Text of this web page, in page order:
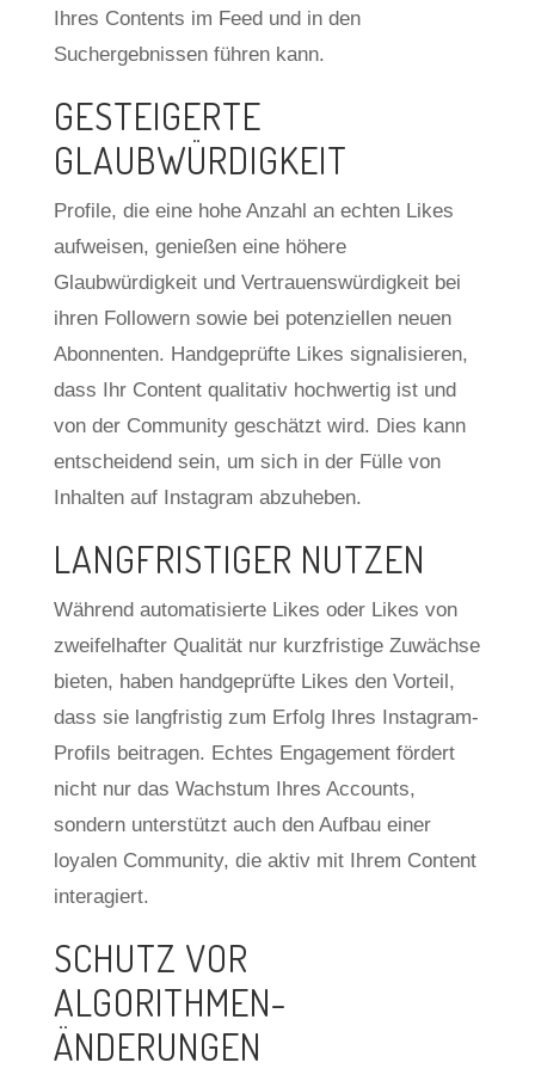
Ihres Contents im Feed und in den
Suchergebnissen führen kann.
GESTEIGERTE
GLAUBWÜRDIGKEIT
Profile, die eine hohe Anzahl an echten Likes
aufweisen, genießen eine höhere
Glaubwürdigkeit und Vertrauenswürdigkeit bei
ihren Followern sowie bei potenziellen neuen
Abonnenten. Handgeprüfte Likes signalisieren,
dass Ihr Content qualitativ hochwertig ist und
von der Community geschätzt wird. Dies kann
entscheidend sein, um sich in der Fülle von
Inhalten auf Instagram abzuheben.
LANGFRISTIGER NUTZEN
Während automatisierte Likes oder Likes von
zweifelhafter Qualität nur kurzfristige Zuwächse
bieten, haben handgeprüfte Likes den Vorteil,
dass sie langfristig zum Erfolg Ihres Instagram-
Profils beitragen. Echtes Engagement fördert
nicht nur das Wachstum Ihres Accounts,
sondern unterstützt auch den Aufbau einer
loyalen Community, die aktiv mit Ihrem Content
interagiert.
SCHUTZ VOR
ALGORITHMEN-
ÄNDERUNGEN